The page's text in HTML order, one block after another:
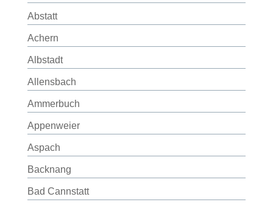
Abstatt
Achern
Albstadt
Allensbach
Ammerbuch
Appenweier
Aspach
Backnang
Bad Cannstatt